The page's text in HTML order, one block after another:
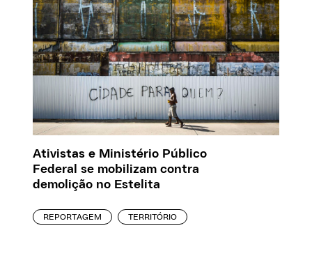
Ativistas e Ministério Público
Federal se mobilizam contra
demolição no Estelita
REPORTAGEM TERRITÓRIO